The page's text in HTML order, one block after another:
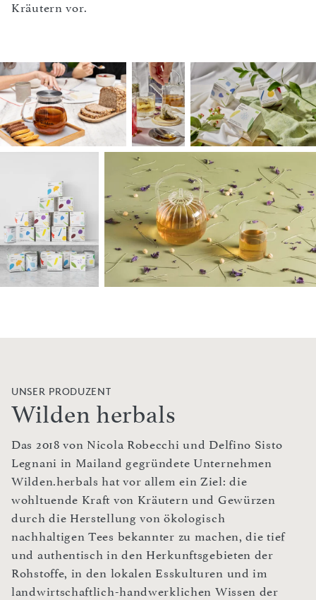
Kräutern vor.
UNSER PRODUZENT
Wilden herbals
Das 2018 von Nicola Robecchi und Delfino Sisto
Legnani in Mailand gegründete Unternehmen
Wilden.herbals hat vor allem ein Ziel: die
wohltuende Kraft von Kräutern und Gewürzen
durch die Herstellung von ökologisch
nachhaltigen Tees bekannter zu machen, die tief
und authentisch in den Herkunftsgebieten der
Rohstoffe, in den lokalen Esskulturen und im
landwirtschaftlich-handwerklichen Wissen der